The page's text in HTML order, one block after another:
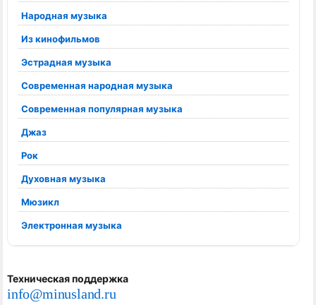
Народная музыка
Из кинофильмов
Эстрадная музыка
Современная народная музыка
Современная популярная музыка
Джаз
Рок
Духовная музыка
Мюзикл
Электронная музыка
Техническая поддержка
info@minusland.ru